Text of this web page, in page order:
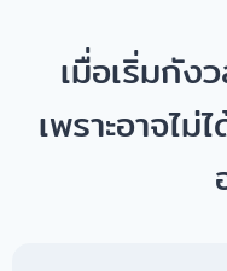
เมื่อเริ่มกัง
เพราะอาจไ